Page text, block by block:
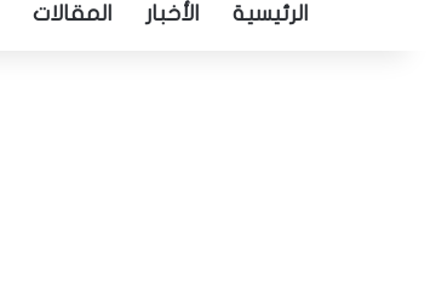
الرئيسية الأخبار المقالات